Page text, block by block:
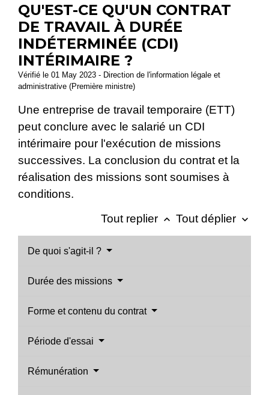
QU'EST-CE QU'UN CONTRAT
DE TRAVAIL À DURÉE
INDÉTERMINÉE (CDI)
INTÉRIMAIRE ?
Vérifié le 01 May 2023 - Direction de l'information légale et
administrative (Première ministre)
Une entreprise de travail temporaire (ETT)
peut conclure avec le salarié un CDI
intérimaire pour l'exécution de missions
successives. La conclusion du contrat et la
réalisation des missions sont soumises à
conditions.
Tout replier keyboard_arrow_up Tout déplier keyboard_arrow_down
De quoi s'agit-il ?
Durée des missions
Forme et contenu du contrat
Période d'essai
Rémunération